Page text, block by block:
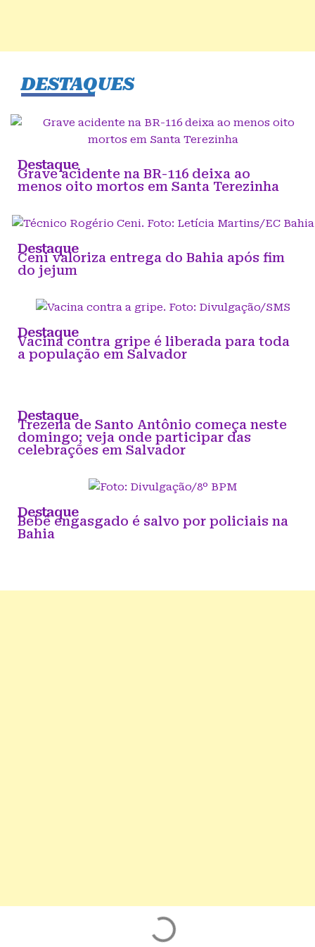
DESTAQUES
Destaque
Grave acidente na BR-116 deixa ao
menos oito mortos em Santa Terezinha
Destaque
Ceni valoriza entrega do Bahia após fim
do jejum
Destaque
Vacina contra gripe é liberada para toda
a população em Salvador
Destaque
Trezena de Santo Antônio começa neste
domingo; veja onde participar das
celebrações em Salvador
Destaque
Bebê engasgado é salvo por policiais na
Bahia